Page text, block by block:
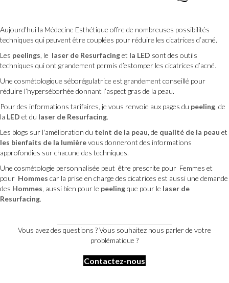
Aujourd’hui la Médecine Esthétique offre de nombreuses possibilités
techniques qui peuvent être couplées pour réduire les cicatrices d’acné.
Les peelings, le laser de Resurfacinget la LED sont des outils
techniques qui ont grandement permis d’estomper les cicatrices d’acné.
Une cosmétologique séborégulatrice est grandement conseillé pour
réduire l’hyperséborhée donnant l’aspect gras de la peau.
Pour des informations tarifaires, je vous renvoie aux pages du peeling, de
la LED et du laser de Resurfacing.
Les blogs sur l'amélioration du teint de la peau, de qualité de la peau et
les bienfaits de la lumièrevous donneront des informations
approfondies sur chacune des techniques.
Une cosmétologie personnalisée peut être prescrite pour Femmes et
pour Hommes car la prise en charge des cicatrices est aussi une demande
des Hommes, aussi bien pour le peelingque pour le laser de
Resurfacing.
Vous avez des questions ? Vous souhaitez nous parler de votre
problématique ?
Contactez-nous